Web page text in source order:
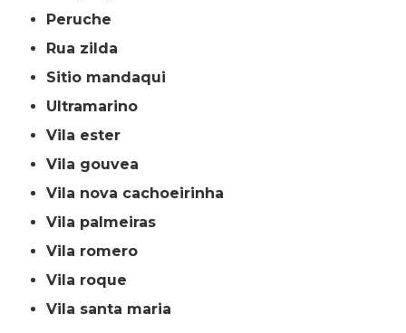
peruche
rua zilda
sitio mandaqui
ultramarino
vila ester
vila gouvea
vila nova cachoeirinha
vila palmeiras
vila romero
vila roque
vila santa maria